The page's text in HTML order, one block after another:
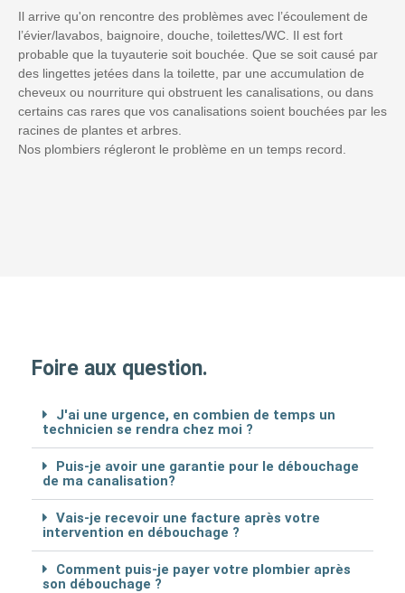
Il arrive qu'on rencontre des problèmes avec l’écoulement de
l’évier/lavabos, baignoire, douche, toilettes/WC. Il est fort
probable que la tuyauterie soit bouchée. Que se soit causé par
des lingettes jetées dans la toilette, par une accumulation de
cheveux ou nourriture qui obstruent les canalisations, ou dans
certains cas rares que vos canalisations soient bouchées par les
racines de plantes et arbres.
Nos plombiers régleront le problème en un temps record.
Foire aux question.
J'ai une urgence, en combien de temps un
technicien se rendra chez moi ?
Puis-je avoir une garantie pour le débouchage
de ma canalisation?
Vais-je recevoir une facture après votre
intervention en débouchage ?
Comment puis-je payer votre plombier après
son débouchage ?